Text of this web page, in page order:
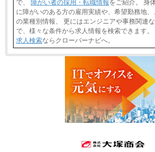
で、 障がい者の採用・転職情報をご紹介。 身
に障がいのある方の雇用実績や、希望勤務地
の業種別情報、 更にはエンジニアや事務関連
で、様々な条件から求人情報を検索できます。
求人検索ならクローバーナビへ。